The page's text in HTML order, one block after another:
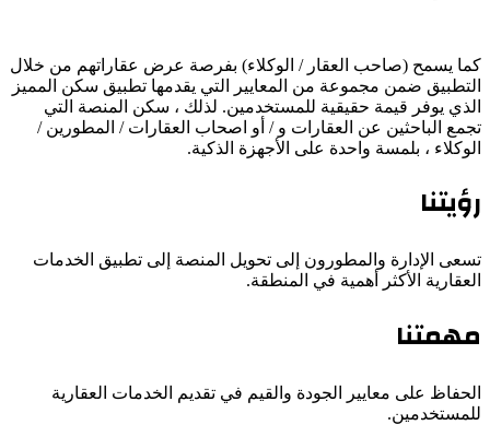
كما يسمح (صاحب العقار / الوكلاء) بفرصة عرض عقاراتهم من خلال
التطبيق ضمن مجموعة من المعايير التي يقدمها تطبيق سكن المميز
الذي يوفر قيمة حقيقية للمستخدمين. لذلك ، سكن المنصة التي
تجمع الباحثين عن العقارات و / أو اصحاب العقارات / المطورين /
الوكلاء ، بلمسة واحدة على الأجهزة الذكية.
رؤيتنا
تسعى الإدارة والمطورون إلى تحويل المنصة إلى تطبيق الخدمات
العقارية الأكثر أهمية في المنطقة.
مهمتنا
الحفاظ على معايير الجودة والقيم في تقديم الخدمات العقارية
للمستخدمين.